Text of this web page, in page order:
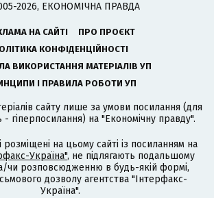
2026, ЕКОНОМІЧНА ПРАВДА
НА САЙТІ
ПРО ПРОЄКТ
КОНФІДЕНЦІЙНОСТІ
ВИКОРИСТАННЯ МАТЕРІАЛІВ УП
І ПРАВИЛА РОБОТИ УП
сайту лише за умови посилання (для
- гіперпосилання) на "Економічну правду".
розміщені на цьому сайті із посиланням на
Україна", не підлягають подальшому
чи розповсюдженню в будь-якій формі,
дозволу агентства "Інтерфакс-
Україна".